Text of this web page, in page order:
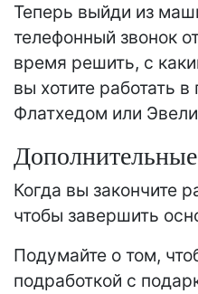
Теперь выйди из
телефонный звонок
время решить, с
вы хотите работать
Флатхедом или
Когда вы закончите
чтобы завершить
Подумайте о том,
подработкой с